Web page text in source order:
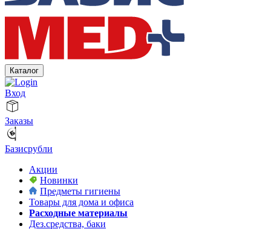
Каталог
Вход
Заказы
Базисрубли
Акции
Новинки
Предметы гигиены
Товары для дома и офиса
Расходные материалы
Дез.средства, баки